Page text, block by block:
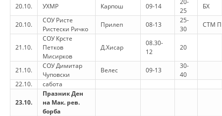
20.10. УХМР Карпош 09-14
20-
25
БХ
20.10.
СОУ Ристе
Ристески Ричко
Прилеп 08-13
25-
30
СТМ
21.10.
СОУ Крсте
Петков
Мисирков
Д.Хисар
08.30-
12
20
21.10.
СОУ Димитар
Чуповски
Велес 09-13
30-
40
22.10.
сабота
23.10.
Празник Ден
на Мак. рев.
борба